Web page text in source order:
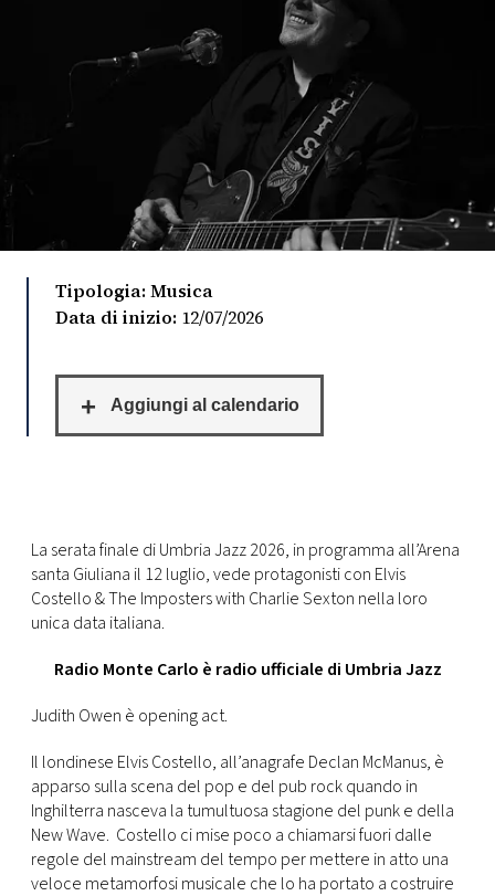
CONCORSI
VIDEO
TV
PRINCIPATO
MONACO
Tipologia: Musica
Data di inizio: 12/07/2026
La serata finale di Umbria Jazz 2026, in programma all’Arena
santa Giuliana il 12 luglio, vede protagonisti con Elvis
Costello & The Imposters with Charlie Sexton nella loro
unica data italiana.
Radio Monte Carlo è radio ufficiale di Umbria Jazz
Judith Owen è opening act.
Il londinese Elvis Costello, all’anagrafe Declan McManus, è
apparso sulla scena del pop e del pub rock quando in
Inghilterra nasceva la tumultuosa stagione del punk e della
New Wave. Costello ci mise poco a chiamarsi fuori dalle
regole del mainstream del tempo per mettere in atto una
veloce metamorfosi musicale che lo ha portato a costruire